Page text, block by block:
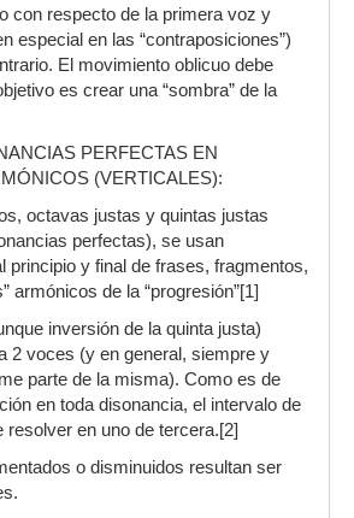
con respecto de la primera voz y
especial en las “contraposiciones”)
El movimiento oblicuo debe
es crear una “sombra” de la
PERFECTAS EN
(VERTICALES):
octavas justas y quintas justas
perfectas), se usan
principio y final de frases, fragmentos,
armónicos de la “progresión”[1]
inversión de la quinta justa)
2 voces (y en general, siempre y
parte de la misma). Como es de
en toda disonancia, el intervalo de
resolver en uno de tercera.[2]
o disminuidos resultan ser